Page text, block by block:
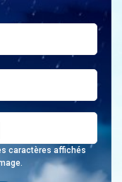
caractères affichés